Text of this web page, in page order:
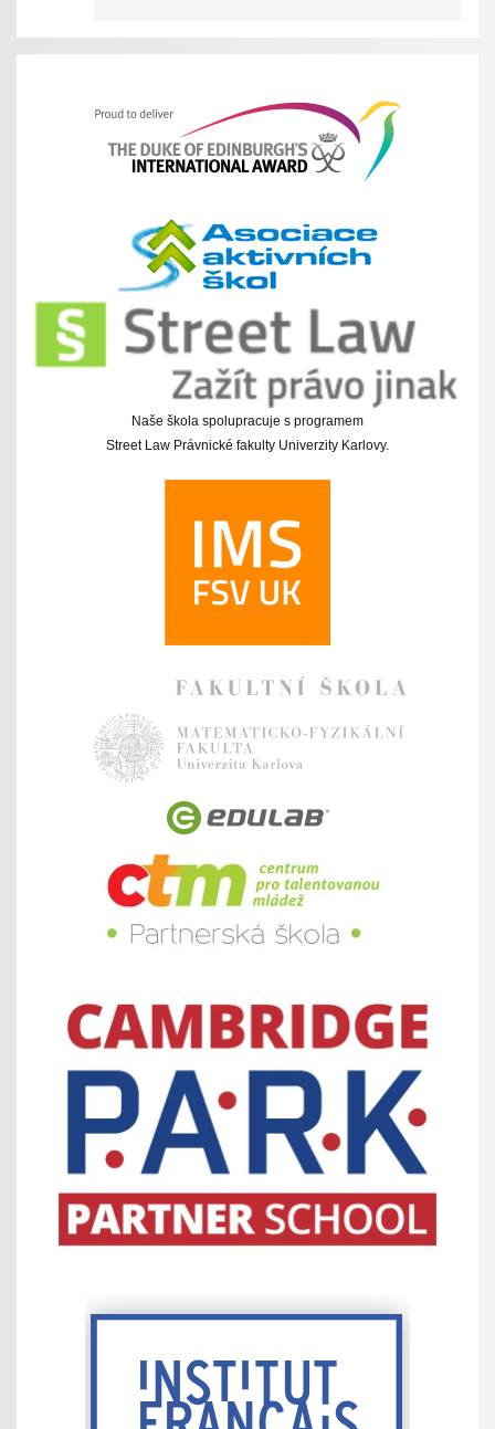
Naše škola spolupracuje s programem
Street Law Právnické fakulty Univerzity Karlovy.